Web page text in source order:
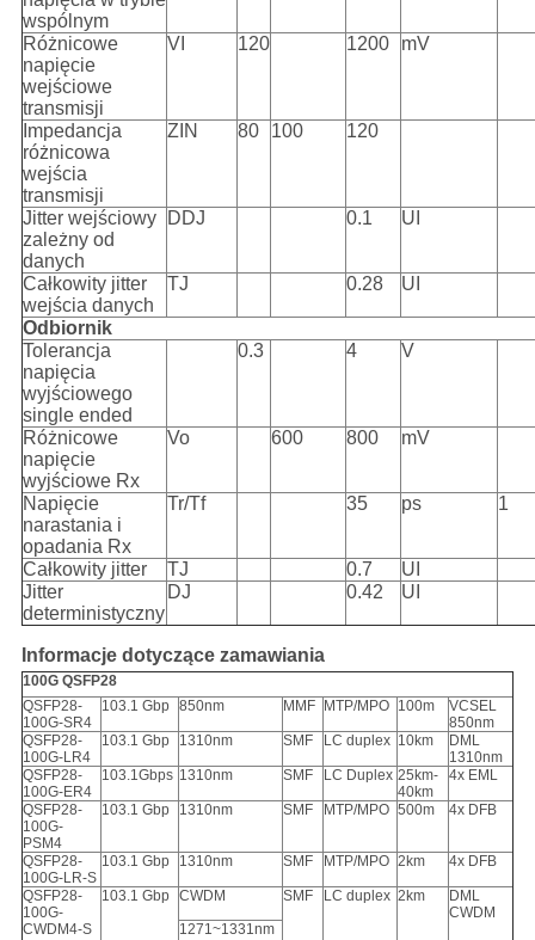
wspólnym
Różnicowe
napięcie
wejściowe
transmisji
VI 120 1200 mV
Impedancja
różnicowa
wejścia
transmisji
ZIN 80 100 120
Jitter wejściowy
zależny od
danych
DDJ 0.1 UI
Całkowity jitter
wejścia danych
TJ 0.28 UI
Odbiornik
Tolerancja
napięcia
wyjściowego
single ended
0.3 4 V
Różnicowe
napięcie
wyjściowe Rx
Vo 600 800 mV
Napięcie
narastania i
opadania Rx
Tr/Tf 35 ps 1
Całkowity jitter TJ 0.7
UI
Jitter
deterministyczny
DJ 0.42 UI
Informacje dotyczące zamawiania
100G QSFP28
QSFP28-
100G-SR4
103.1 Gbp 850nm MMF MTP/MPO 100m
VCSEL
850nm
QSFP28-
100G-LR4
103.1 Gbp 1310nm SMF LC duplex 10km
DML
1310nm
QSFP28-
100G-ER4
103.1Gbps 1310nm SMF LC Duplex 25km-
40km
4x EML
QSFP28-
100G-
PSM4
103.1 Gbp 1310nm SMF MTP/MPO 500m 4x DFB
QSFP28-
100G-LR-S
103.1 Gbp 1310nm SMF MTP/MPO 2km 4x DFB
QSFP28-
100G-
CWDM4-S
103.1 Gbp CWDM SMF LC duplex 2km
DML
CWDM
1271~1331nm